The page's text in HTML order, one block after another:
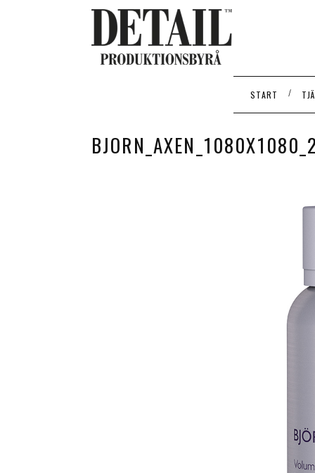
START /